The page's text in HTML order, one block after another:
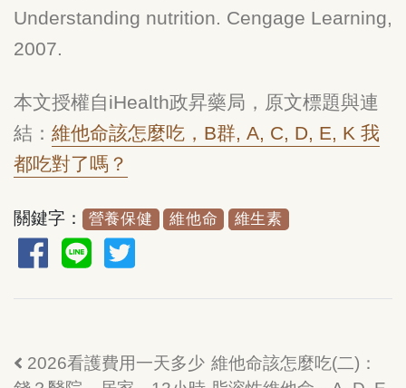
Understanding nutrition. Cengage Learning,
2007.
本文授權自iHealth政昇藥局，原文標題與連
結： 維他命該怎麼吃，B群, A, C, D, E, K 我
都吃對了嗎？
關鍵字： 營養保健 維他命 維生素
2026看護費用一天多少 維他命該怎麼吃(二)：